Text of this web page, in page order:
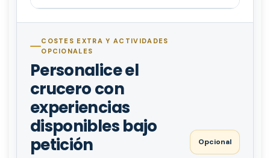
COSTES EXTRA Y ACTIVIDADES
OPCIONALES
Personalice el
crucero con
experiencias
disponibles bajo
petición
Opcional